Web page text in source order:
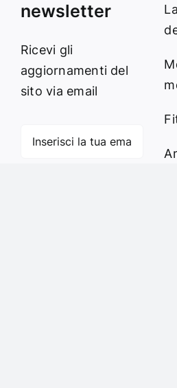
newsletter
Ricevi gli
aggiornamenti del
sito via email